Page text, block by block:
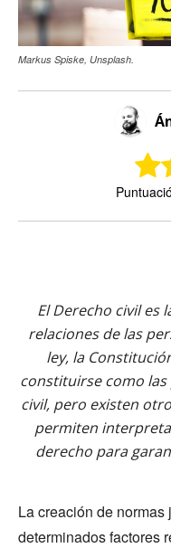
Markus Spiske, Unsplash.
El Derecho civil es
relaciones de las
ley, la
constituirse como
civil, pero existen
permiten
derecho para
La creación de
determinados factores